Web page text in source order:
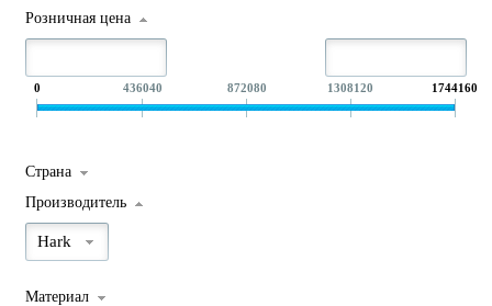
Розничная цена
0 436040 872080 1308120 1744160
Страна
Производитель
Hark
Материал